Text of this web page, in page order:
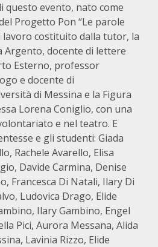
questo evento, nato come
Progetto Pon “Le parole
lavoro costituito dalla tutor, la
Argento, docente di lettere
Esterno, professor
e docente di
di Messina e la Figura
Lorena Coniglio, con una
e nel teatro. E
e gli studenti: Giada
Rachele Avarello, Elisa
Davide Carmina, Denise
Francesca Di Natali, Ilary Di
Ludovica Drago, Elide
Ilary Gambino, Engel
Pici, Aurora Messana, Alida
Lavinia Rizzo, Elide